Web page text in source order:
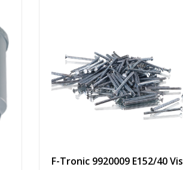
F-Tronic 9920009 E152/40 Vis